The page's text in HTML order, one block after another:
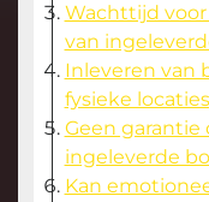
Wachttijd
van
Inleveren van
fysieke
Geen garantie
ingeleverde
Kan